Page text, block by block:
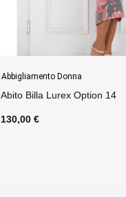
Gonne
Tubino Longuette Option 40
70,00 €